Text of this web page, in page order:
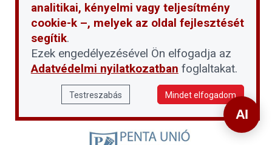
analitikai, kényelmi vagy teljesítmény
cookie-k –, melyek az oldal fejlesztését
segítik.
Ezek engedélyezésével Ön elfogadja az
Adatvédelmi nyilatkozatban foglaltakat.
Testreszabás Mindet elfogadom